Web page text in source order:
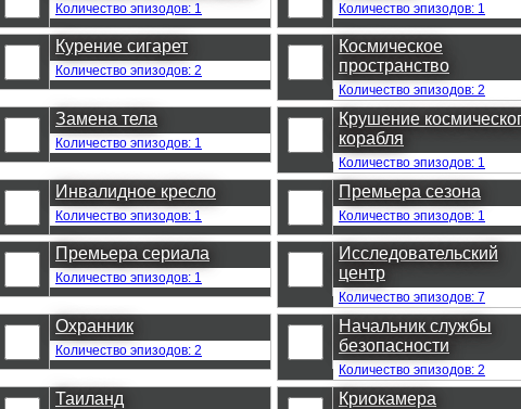
Количество эпизодов: 1 Количество эпизодов: 1
Курение сигарет
Количество эпизодов: 2
Космическое
пространство
Количество эпизодов: 2
Замена тела
Количество эпизодов: 1
Крушение
корабля
Количество эпизодов: 1
Инвалидное кресло
Количество эпизодов: 1
Премьера сезона
Количество эпизодов: 1
Премьера сериала
Количество эпизодов: 1
Исследовательский
центр
Количество эпизодов: 7
Охранник
Количество эпизодов: 2
Начальник службы
безопасности
Количество эпизодов: 2
Таиланд Криокамера